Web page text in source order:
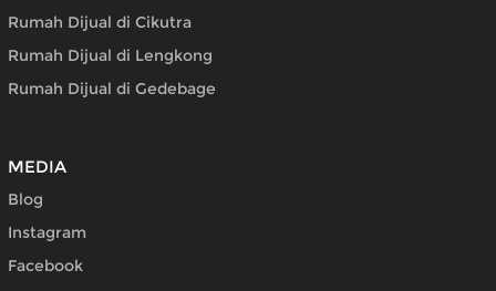
Rumah Dijual di Cikutra
Rumah Dijual di Lengkong
Rumah Dijual di Gedebage
MEDIA
Blog
Instagram
Facebook